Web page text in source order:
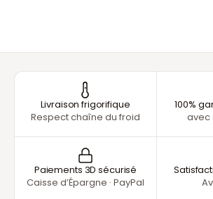
Livraison frigorifique
Respect chaîne du froid
100%
avec
Paiements 3D sécurisé
Caisse d’Épargne · PayPal